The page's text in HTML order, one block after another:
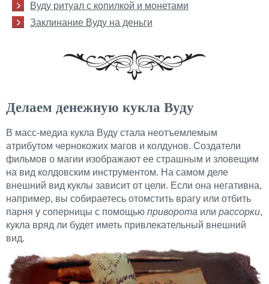
Вуду ритуал с копилкой и монетами
Заклинание Вуду на деньги
Делаем денежную кукла Вуду
В масс-медиа кукла Вуду стала неотъемлемым
атрибутом чернокожих магов и колдунов. Создатели
фильмов о магии изображают ее страшным и зловещим
на вид колдовским инструментом. На самом деле
внешний вид куклы зависит от цели. Если она негативна,
например, вы собираетесь отомстить врагу или отбить
парня у соперницы с помощью приворота или рассорки,
кукла вряд ли будет иметь привлекательный внешний
вид.